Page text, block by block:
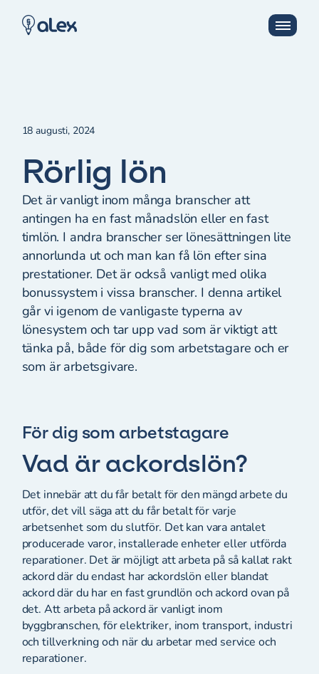
18 augusti, 2024
Rörlig lön
Det är vanligt inom många branscher att
antingen ha en fast månadslön eller en fast
timlön. I andra branscher ser lönesättningen lite
annorlunda ut och man kan få lön efter sina
prestationer. Det är också vanligt med olika
bonussystem i vissa branscher. I denna artikel
går vi igenom de vanligaste typerna av
lönesystem och tar upp vad som är viktigt att
tänka på, både för dig som arbetstagare och er
som är arbetsgivare.
För dig som arbetstagare
Vad är ackordslön?
Det innebär att du får betalt för den mängd arbete du
utför, det vill säga att du får betalt för varje
arbetsenhet som du slutför. Det kan vara antalet
producerade varor, installerade enheter eller utförda
reparationer. Det är möjligt att arbeta på så kallat rakt
ackord där du endast har ackordslön eller blandat
ackord där du har en fast grundlön och ackord ovan på
det. Att arbeta på ackord är vanligt inom
byggbranschen, för elektriker, inom transport, industri
och tillverkning och när du arbetar med service och
reparationer.